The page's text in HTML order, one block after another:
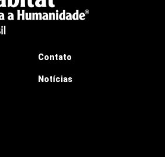
Contato
Notícias